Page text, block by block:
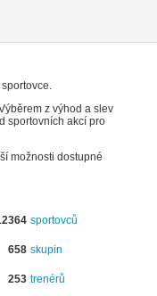
z výhod a slev
sportovních akcí pro
možnosti dostupné
sportovců
658 skupin
253 trenérů